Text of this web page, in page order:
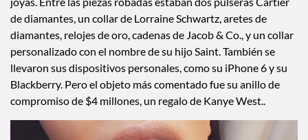
de diamantes, un collar de Lorraine Schwartz, aretes de
diamantes, relojes de oro, cadenas de Jacob & Co., y un collar
personalizado con el nombre de su hijo Saint. También se
llevaron sus dispositivos personales, como su iPhone 6 y su
Blackberry. Pero el objeto más comentado fue su anillo de
compromiso de $4 millones, un regalo de Kanye West..